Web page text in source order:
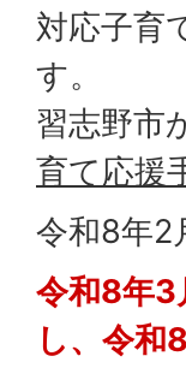
対応子育
す。
習志野市
育て応援
令和8年2
令和8年3
し、令和